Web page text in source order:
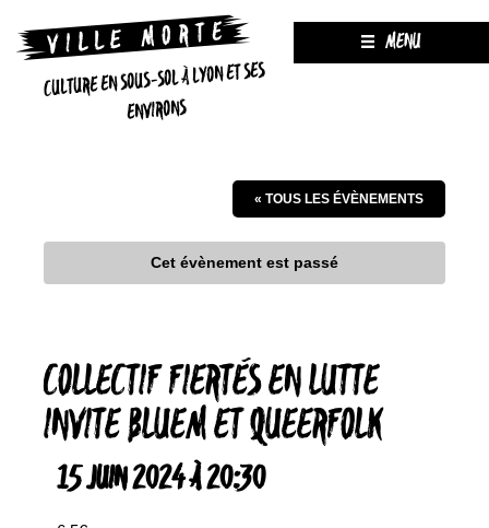
CULTURE EN SOUS-SOL À LYON ET SES
ENVIRONS
MENU
« TOUS LES ÉVÈNEMENTS
Cet évènement est passé
COLLECTIF FIERTÉS EN LUTTE
INVITE BLUEM ET QUEERFOLK
15 JUIN 2024 À 20:30